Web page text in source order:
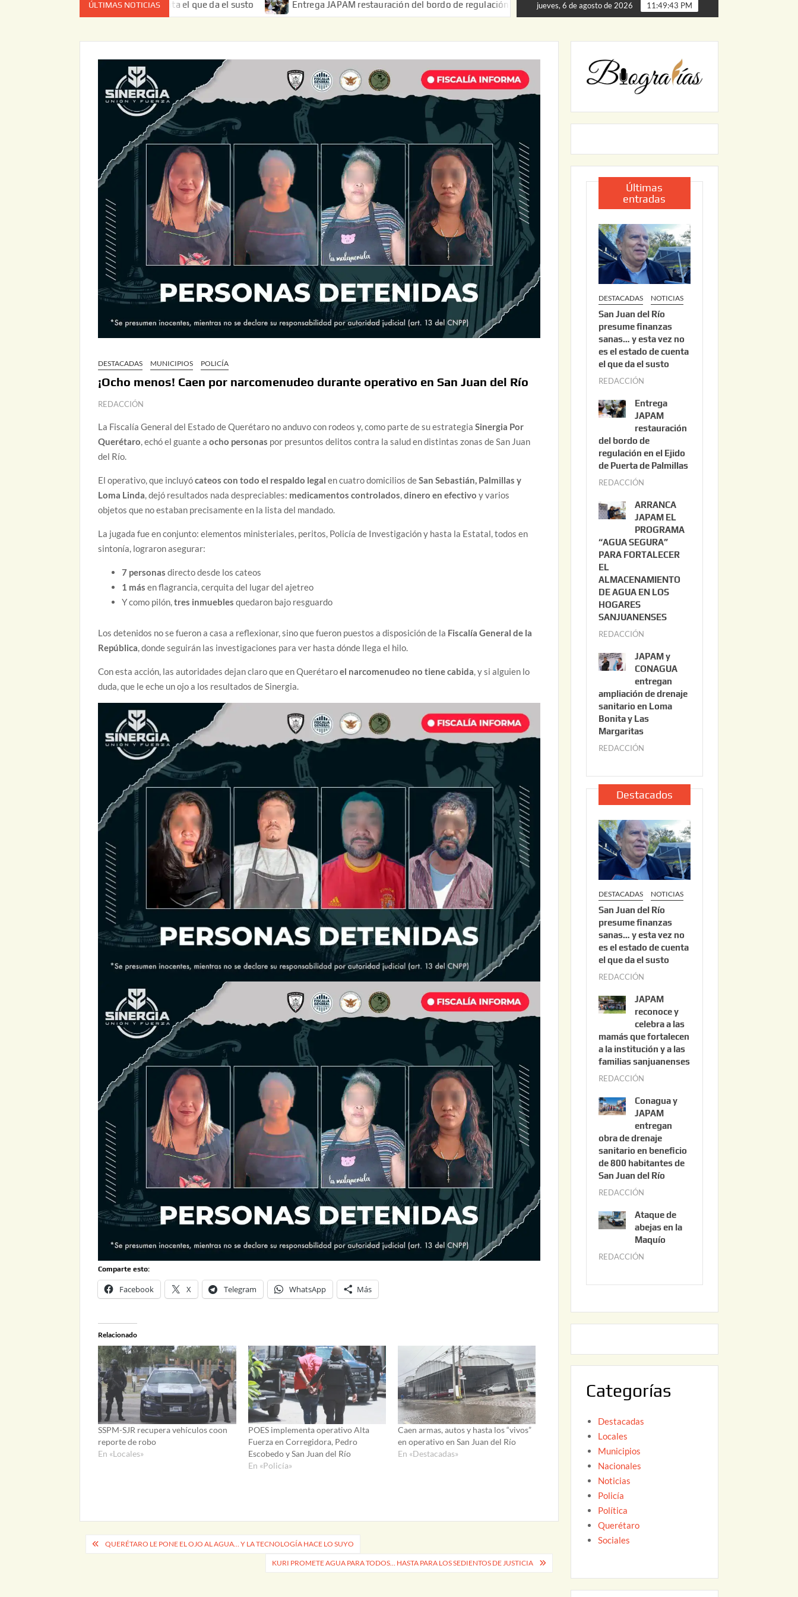
ÚLTIMAS NOTICIAS
no es el estado de cuenta el que da el susto Entrega JAPAM restauración del bordo de regulación en el Ejido de Puerta de Palmillas ARRANCA JAPAM EL PROGRAMA “AGUA
jueves, 6 de agosto de 2026 11:49:44 PM
DESTACADAS MUNICIPIOS POLICÍA
¡Ocho menos! Caen por narcomenudeo durante operativo en San Juan del Río
REDACCIÓN
La Fiscalía General del Estado de Querétaro no anduvo con rodeos y, como parte de su estrategiaSinergia Por
Querétaro, echó el guante aocho personas por presuntos delitos contra la salud en distintas zonas de San Juan
del Río.
El operativo, que incluyócateos con todo el respaldo legal en cuatro domicilios deSan Sebastián, Palmillas y
Loma Linda, dejó resultados nada despreciables: medicamentos controlados,dinero en efectivo y varios
objetos que no estaban precisamente en la lista del mandado.
La jugada fue en conjunto: elementos ministeriales, peritos, Policía de Investigación y hasta la Estatal, todos en
sintonía, lograron asegurar:
7 personas directo desde los cateos
1 más en flagrancia, cerquita del lugar del ajetreo
Y como pilón,tres inmuebles quedaron bajo resguardo
Los detenidos no se fueron a casa a reflexionar, sino que fueron puestos a disposición de la Fiscalía General de la
República, donde seguirán las investigaciones para ver hasta dónde llega el hilo.
Con esta acción, las autoridades dejan claro que en Querétaroel narcomenudeo no tiene cabida, y si alguien lo
duda, que le eche un ojo a los resultados de Sinergia.
Comparte esto:
Facebook X Telegram WhatsApp Más
Relacionado
SSPM-SJR recupera vehículos coon
reporte de robo
En «Locales»
POES implementa operativo Alta
Fuerza en Corregidora, Pedro
Escobedo y San Juan del Río
En «Policía»
Caen armas, autos y hasta los “vivos”
en operativo en San Juan del Río
En «Destacadas»
Navegación
QUERÉTARO LE PONE EL OJO AL AGUA… Y LA TECNOLOGÍA HACE LO SUYO
KURI PROMETE AGUA PARA TODOS… HASTA PARA LOS SEDIENTOS DE JUSTICIA
Últimas
entradas
DESTACADAS NOTICIAS
San Juan del Río
presume finanzas
sanas… y esta vez no
es el estado de cuenta
el que da el susto
REDACCIÓN
o
s
t
o
3
2
0
2
6
Entrega
JAPAM
restauración
del bordo de
regulación en el Ejido
de Puerta de Palmillas
REDACCIÓN
l
i
o
2
0
ARRANCA
JAPAM EL
PROGRAMA
“AGUA SEGURA”
PARA FORTALECER
EL
ALMACENAMIENTO
DE AGUA EN LOS
HOGARES
SANJUANENSES
REDACCIÓN
l
i
o
2
2
2
6
JAPAM y
CONAGUA
entregan
ampliación de drenaje
sanitario en Loma
Bonita y Las
Margaritas
REDACCIÓN
l
i
o
2
2
,
2
0
2
6
Destacados
DESTACADAS NOTICIAS
San Juan del Río
presume finanzas
sanas… y esta vez no
es el estado de cuenta
el que da el susto
REDACCIÓN
s
t
o
3
0
2
6
JAPAM
reconoce y
celebra a las
mamás que fortalecen
a la institución y a las
familias sanjuanenses
REDACCIÓN
n
i
o
3
0
0
2
6
Conagua y
JAPAM
entregan
obra de drenaje
sanitario en beneficio
de 800 habitantes de
San Juan del Río
REDACCIÓN
n
i
0
2
Ataque de
abejas en la
Maquío
REDACCIÓN
y
2
Categorías
Destacadas
Locales
Municipios
Nacionales
Noticias
Policía
Política
Querétaro
Sociales